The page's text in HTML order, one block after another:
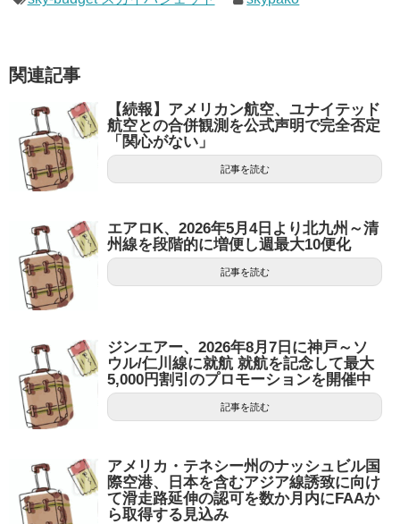
関連記事
【続報】アメリカン航空、ユナイテッド
航空との合併観測を公式声明で完全否定
「関心がない」
記事を読む
エアロK、2026年5月4日より北九州～清
州線を段階的に増便し週最大10便化
記事を読む
ジンエアー、2026年8月7日に神戸～ソ
ウル/仁川線に就航 就航を記念して最大
5,000円割引のプロモーションを開催中
記事を読む
アメリカ・テネシー州のナッシュビル国
際空港、日本を含むアジア線誘致に向け
て滑走路延伸の認可を数か月内にFAAか
ら取得する見込み